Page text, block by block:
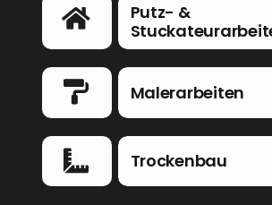
Putz- &
Malerarbeiten
Trockenbau